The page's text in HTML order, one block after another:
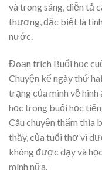
và trong sáng, diễn tả
thương, đặc biệt là
nước.
Đoạn trích Buổi học
Chuyện kể ngày thứ
trạng của mình về
học trong buổi học
Câu chuyện thấm thìa
thầy, của tuổi thơ vì
không được dạy và
mình nữa.